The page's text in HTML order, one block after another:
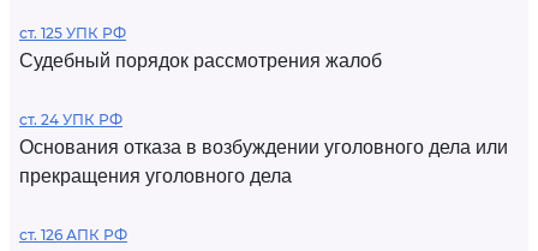
ст. 125 УПК РФ
Судебный порядок рассмотрения жалоб
ст. 24 УПК РФ
Основания отказа в возбуждении уголовного дела или
прекращения уголовного дела
ст. 126 АПК РФ